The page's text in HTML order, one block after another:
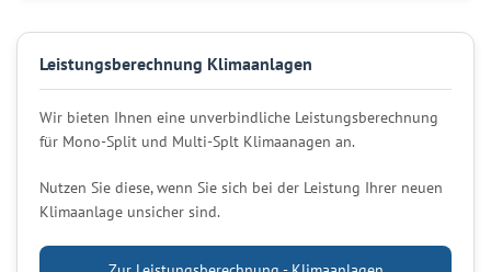
Leistungsberechnung Klimaanlagen
Wir bieten Ihnen eine unverbindliche Leistungsberechnung
für Mono-Split und Multi-Splt Klimaanagen an.
Nutzen Sie diese, wenn Sie sich bei der Leistung Ihrer neuen
Klimaanlage unsicher sind.